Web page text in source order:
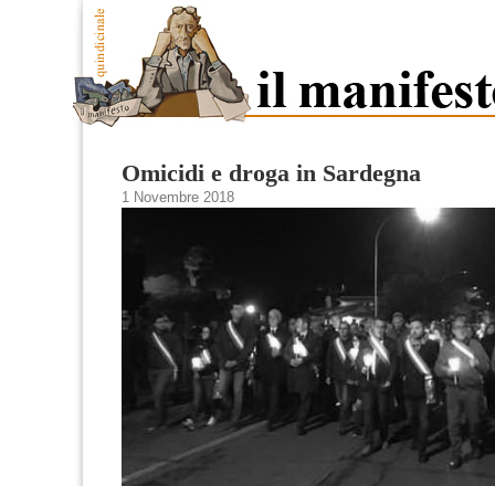
Omicidi e droga in Sardegna
1 Novembre 2018